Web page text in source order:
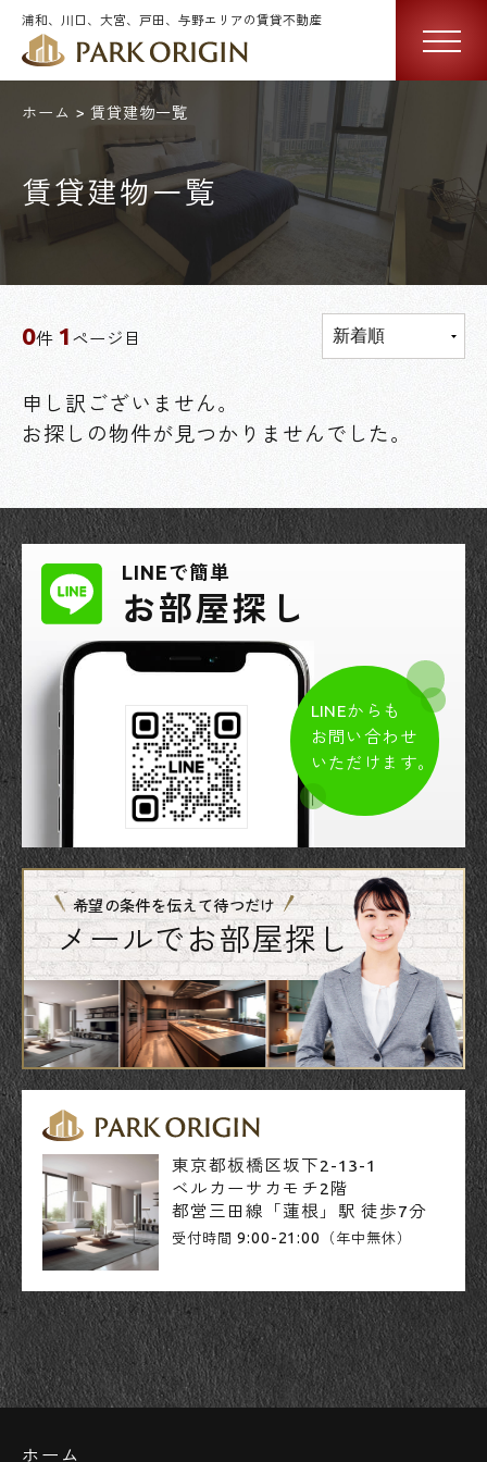
浦和、川口、大宮、戸田、与野エリアの賃貸不動産
ホーム 賃貸建物一覧
賃貸建物一覧
0件 1 ページ目
申し訳ございません。
お探しの物件が見つかりませんでした。
LINEで簡単
お部屋探し
LINEからも
お問い合わせ
いただけます。
希望の条件を伝えて待つだけ
メールでお部屋探し
東京都板橋区坂下2-13-1
ベルカーサカモチ2階
都営三田線「蓮根」駅 徒歩7分
受付時間 9:00-21:00 （年中無休）
ホーム